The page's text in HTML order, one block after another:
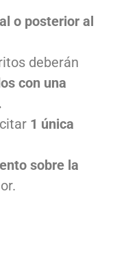
o posterior al
deberán
con una
1 única
sobre la